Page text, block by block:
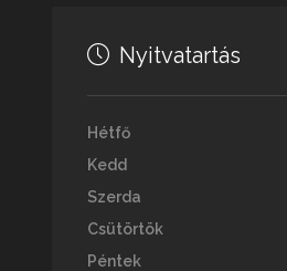
Nyitvatartás
Hétfő
Kedd
Szerda
Csütörtök
Péntek